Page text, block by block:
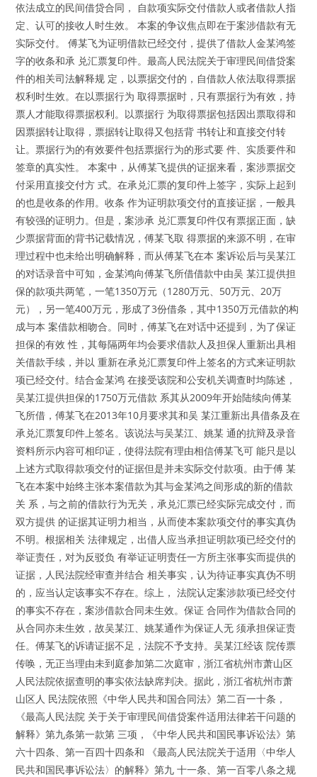
依法成立的民间借贷合同， 自款项实际交付借款人或者借款人指
定、认可的接收人时生效。 本案的争议焦点即在于案涉借款有无
实际交付。 傅某飞为证明借款已经交付，提供了借款人金某鸿签
字的收条和承 兑汇票复印件。最高人民法院关于审理民间借贷案
件的相关司法解释规 定，以票据交付的，自借款人依法取得票据
权利时生效。在以票据行为 取得票据时，只有票据行为有效，持
票人才能取得票据权利。以票据行 为取得票据包括因出票取得和
因票据转让取得，票据转让取得又包括背 书转让和直接交付转
让。票据行为的有效要件包括票据行为的形式要 件、实质要件和
签章的真实性。 本案中，从傅某飞提供的证据来看，案涉票据交
付采用直接交付方 式。在承兑汇票的复印件上签字，实际上起到
的也是收条的作用。收条 作为证明款项交付的直接证据，一般具
有较强的证明力。但是，案涉承 兑汇票复印件仅有票据正面，缺
少票据背面的背书记载情况，傅某飞取 得票据的来源不明，在审
理过程中也未给出明确解释，而从傅某飞在本 案诉讼后与吴某江
的对话录音中可知，金某鸿向傅某飞所借借款中由吴 某江提供担
保的款项共两笔，一笔1350万元（1280万元、50万元、20万
元），另一笔400万元，形成了3份借条，其中1350万元借款的构
成与本 案借款相吻合。同时，傅某飞在对话中还提到，为了保证
担保的有效 性，其每隔两年均会要求借款人及担保人重新出具相
关借款手续，并以 重新在承兑汇票复印件上签名的方式来证明款
项已经交付。结合金某鸿 在接受该院和公安机关调查时均陈述，
吴某江提供担保的1750万元借款 系其从2009年开始陆续向傅某
飞所借，傅某飞在2013年10月要求其和吴 某江重新出具借条及在
承兑汇票复印件上签名。该说法与吴某江、姚某 通的抗辩及录音
资料所示内容可相印证，使得法院有理由相信傅某飞可 能只是以
上述方式取得款项交付的证据但是并未实际交付款项。由于傅 某
飞在本案中始终主张本案借款为其与金某鸿之间形成的新的借款
关 系，与之前的借款行为无关，承兑汇票已经实际完成交付，而
双方提供 的证据其证明力相当，从而使本案款项交付的事实真伪
不明。根据相关 法律规定，出借人应当承担证明款项已经交付的
举证责任，对为反驳负 有举证证明责任一方所主张事实而提供的
证据，人民法院经审查并结合 相关事实，认为待证事实真伪不明
的，应当认定该事实不存在。综上， 法院认定案涉款项已经交付
的事实不存在，案涉借款合同未生效。保证 合同作为借款合同的
从合同亦未生效，故吴某江、姚某通作为保证人无 须承担保证责
任。傅某飞的诉请证据不足，法院不予支持。吴某江经该 院传票
传唤，无正当理由未到庭参加第二次庭审，浙江省杭州市萧山区
人民法院依据查明的事实依法缺席判决。据此，浙江省杭州市萧
山区人 民法院依照《中华人民共和国合同法》第二百一十条，
《最高人民法院 关于关于审理民间借贷案件适用法律若干问题的
解释》第九条第一款第 三项，《中华人民共和国民事诉讼法》第
六十四条、第一百四十四条和 《最高人民法院关于适用〈中华人
民共和国民事诉讼法〉的解释》第九 十一条、第一百零八条之规